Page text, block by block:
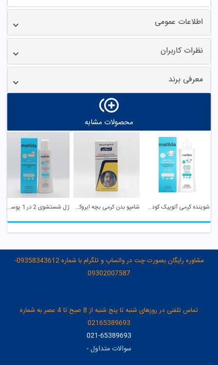
اطلاعات عمومی
نظرات کاربران
معرفی برند
محصولات مشابه
شوینده کرمی آتوپیک کودک ماتیلدا شامپو بدن کرمی بچه ایروکس ژل شستشوی 2 در 1 پوست کودک ماتیلدا
مشاوره رایگان بصورت چت در واتساپ و تلگرام با شماره 09358343612-
09302007587
تماس تلفنی در روزهای شنبه تا پنج شنبه از 8 صبح تا 4 عصر به شماره
02165389693
021-65389693
سوالات متداول-